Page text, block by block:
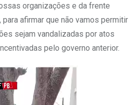
organizações e da frente
afirmar que não vamos permitir
sejam vandalizadas por atos
pelo governo anterior.